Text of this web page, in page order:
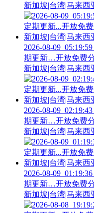
新加坡|台湾|马来
2026-08-
期更新…开放免费
新加坡|台湾|马来
2026-08-
期更新…开放免费
新加坡|台湾|马来
2026-08-
期更新…开放免费
新加坡|台湾|马来